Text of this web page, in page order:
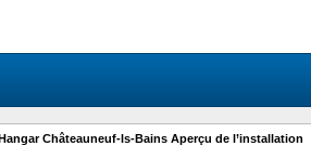
Châteauneuf-ls-Bains Aperçu de l’installation